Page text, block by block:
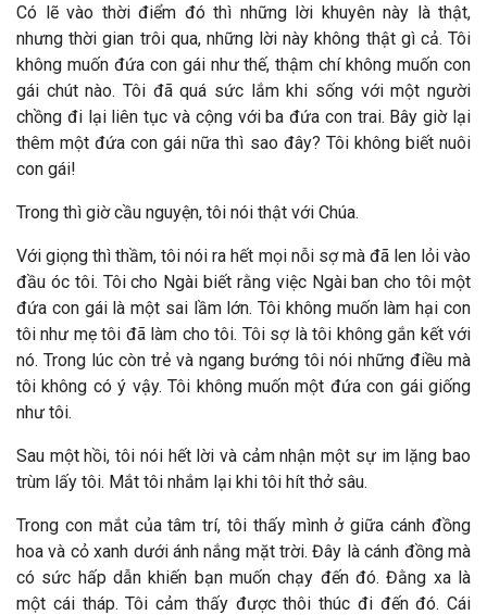
Có lẽ vào thời điểm đó thì những lời khuyên này là thật,
nhưng thời gian trôi qua, những lời này không thật gì cả. Tôi
không muốn đứa con gái như thế, thậm chí không muốn con
gái chút nào. Tôi đã quá sức lắm khi sống với một người
chồng đi lại liên tục và cộng với ba đứa con trai. Bây giờ lại
thêm một đứa con gái nữa thì sao đây? Tôi không biết nuôi
con gái!
Trong thì giờ cầu nguyện, tôi nói thật với Chúa.
Với giọng thì thầm, tôi nói ra hết mọi nỗi sợ mà đã len lỏi vào
đầu óc tôi. Tôi cho Ngài biết rằng việc Ngài ban cho tôi một
đứa con gái là một sai lầm lớn. Tôi không muốn làm hại con
tôi như mẹ tôi đã làm cho tôi. Tôi sợ là tôi không gắn kết với
nó. Trong lúc còn trẻ và ngang bướng tôi nói những điều mà
tôi không có ý vậy. Tôi không muốn một đứa con gái giống
như tôi.
Sau một hồi, tôi nói hết lời và cảm nhận một sự im lặng bao
trùm lấy tôi. Mắt tôi nhắm lại khi tôi hít thở sâu.
Trong con mắt của tâm trí, tôi thấy mình ở giữa cánh đồng
hoa và cỏ xanh dưới ánh nắng mặt trời. Đây là cánh đồng mà
có sức hấp dẫn khiến bạn muốn chạy đến đó. Đằng xa là
một cái tháp. Tôi cảm thấy được thôi thúc đi đến đó. Cái